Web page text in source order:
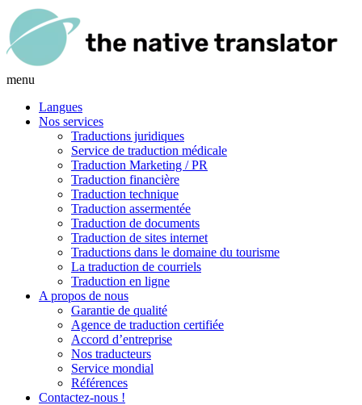
menu
Langues
Nos services
Traductions juridiques
Service de traduction médicale
Traduction Marketing / PR
Traduction financière
Traduction technique
Traduction assermentée
Traduction de documents
Traduction de sites internet
Traductions dans le domaine du tourisme
La traduction de courriels
Traduction en ligne
A propos de nous
Garantie de qualité
Agence de traduction certifiée
Accord d’entreprise
Nos traducteurs
Service mondial
Références
Contactez-nous !